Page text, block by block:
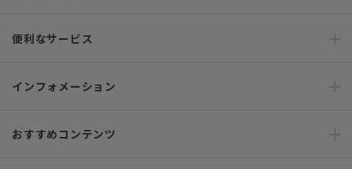
便利なサービス
インフォメーション
おすすめコンテンツ